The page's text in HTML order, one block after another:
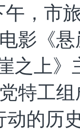
午， 市
影《
之上》
特工
动的历